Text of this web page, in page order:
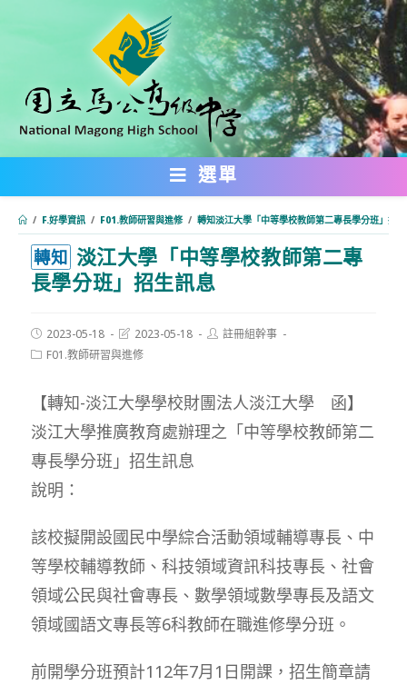
內
選單
/ F.好學資訊 / F01.教師研習與進修 / 轉知淡江大學「中等學校教師第二專長學分班」招
轉知 淡江大學「中等學校教師第二專
長學分班」招生訊息
Post
published:
2023-05-18
Post
last
modified:
2023-05-18
Post註冊組幹事
PostF01.教師研習與進修
【轉知-淡江大學學校財團法人淡江大學 函】
淡江大學推廣教育處辦理之「中等學校教師第二
專長學分班」招生訊息
說明：
該校擬開設國民中學綜合活動領域輔導專長、中
等學校輔導教師、科技領域資訊科技專長、社會
領域公民與社會專長、數學領域數學專長及語文
領域國語文專長等6科教師在職進修學分班。
前開學分班預計112年7月1日開課，招生簡章請